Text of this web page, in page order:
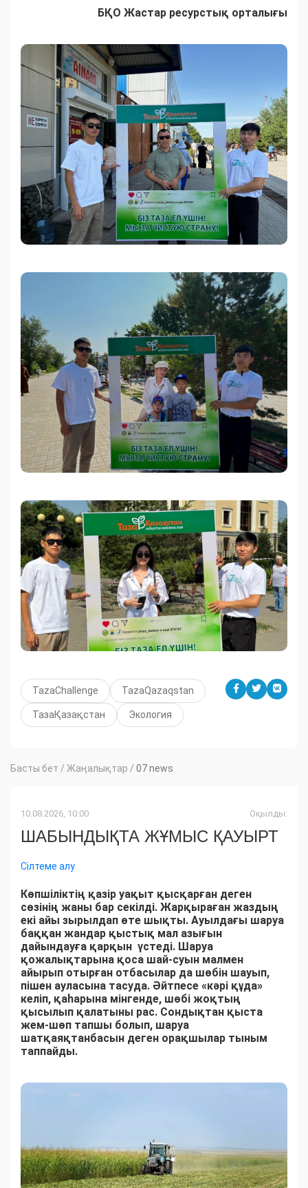
БҚО Жастар ресурстық орталығы
TazaChallenge TazaQazaqstan
ТазаҚазақстан Экология
Басты бет / Жаңалықтар / 07 news
10.08.2026, 10:00 Оқылды:
ШАБЫНДЫҚТА ЖҰМЫС ҚАУЫРТ
Сілтеме алу
Көпшіліктің қазір уақыт қысқарған деген
сөзінің жаны бар секілді. Жарқыраған жаздың
екі айы зырылдап өте шықты. Ауылдағы шаруа
баққан жандар қыстық мал азығын
дайындауға қарқын үстеді. Шаруа
қожалықтарына қоса шай-суын малмен
айырып отырған отбасылар да шөбін шауып,
пішен ауласына тасуда. Әйтпесе «кәрі құда»
келіп, қаһарына мінгенде, шөбі жоқтың
қысылып қалатыны рас. Сондықтан қыста
жем-шөп тапшы болып, шаруа
шатқаяқтанбасын деген орақшылар тыным
таппайды.